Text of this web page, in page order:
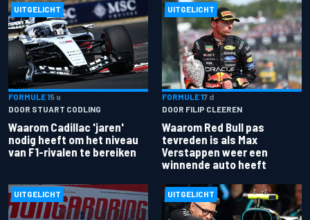
UITGELICHT
FORMULE 15 u
DOOR STUART CODLING
Waarom Cadillac 'jaren'
nodig heeft om het niveau
van F1-rivalen te bereiken
UITGELICHT
FORMULE 17 d
DOOR FILIP CLEEREN
Waarom Red Bull pas
tevreden is als Max
Verstappen weer een
winnende auto heeft
UITGELICHT UITGELICHT